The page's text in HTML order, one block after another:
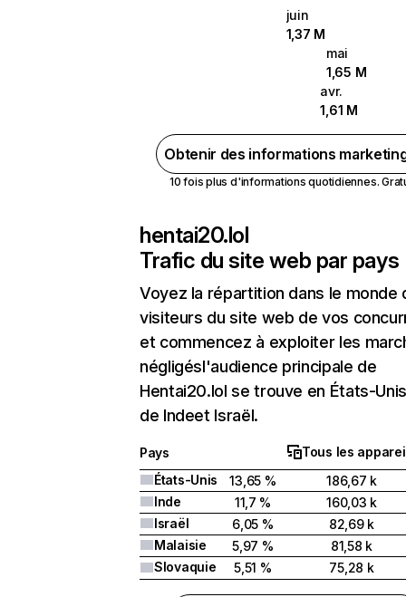
juin
1,37 M
mai
1,65 M
avr.
1,61 M
Obtenir des informations
10 fois plus d'informations quotidiennes.
hentai20.lol
Trafic du site web par pays
Voyez la répartition dans le monde
visiteurs du site web de vos
et commencez à exploiter les
négligésl'audience principale de
Hentai20.lol se trouve en États-
de Indeet Israël.
Pays
Tous les
États-Unis
13,65 %
186,67 k
Inde
11,7 %
160,03 k
Israël
6,05 %
82,69 k
Malaisie
5,97 %
81,58 k
Slovaquie
5,51 % 75,28 k